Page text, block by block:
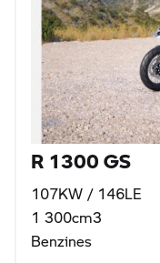
R 1300 GS
107KW / 146LE
1 300cm3
Benzines